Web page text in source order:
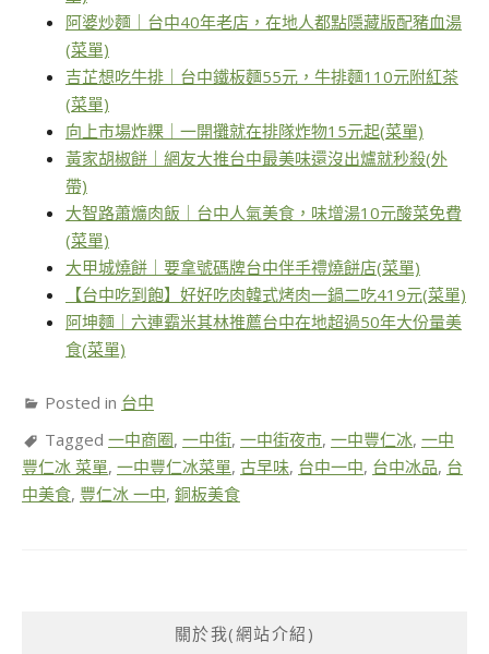
阿婆炒麵｜台中40年老店，在地人都點隱藏版配豬血湯
(菜單)
吉芷想吃牛排｜台中鐵板麵55元，牛排麵110元附紅茶
(菜單)
向上市場炸粿｜一開攤就在排隊炸物15元起(菜單)
黃家胡椒餅｜網友大推台中最美味還沒出爐就秒殺(外
帶)
大智路蕭爌肉飯｜台中人氣美食，味增湯10元酸菜免費
(菜單)
大甲城燒餅｜要拿號碼牌台中伴手禮燒餅店(菜單)
【台中吃到飽】好好吃肉韓式烤肉一鍋二吃419元(菜單)
阿坤麵｜六連霸米其林推薦台中在地超過50年大份量美
食(菜單)
Posted in 台中
Tagged 一中商圈, 一中街, 一中街夜市, 一中豐仁冰, 一中
豐仁冰 菜單, 一中豐仁冰菜單, 古早味, 台中一中, 台中冰品, 台
中美食, 豐仁冰 一中, 銅板美食
關於我(網站介紹)